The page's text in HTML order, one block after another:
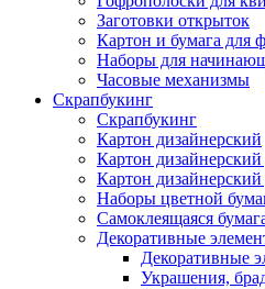
Заготовки открыток
Картон и бумага для
Наборы для
Часовые механизмы
Скрапбукинг
Скрапбукинг
Картон дизайнерский
Картон
Картон
Наборы цветной
Самоклеящаяся
Декоративные
Декоративные
Украшения,